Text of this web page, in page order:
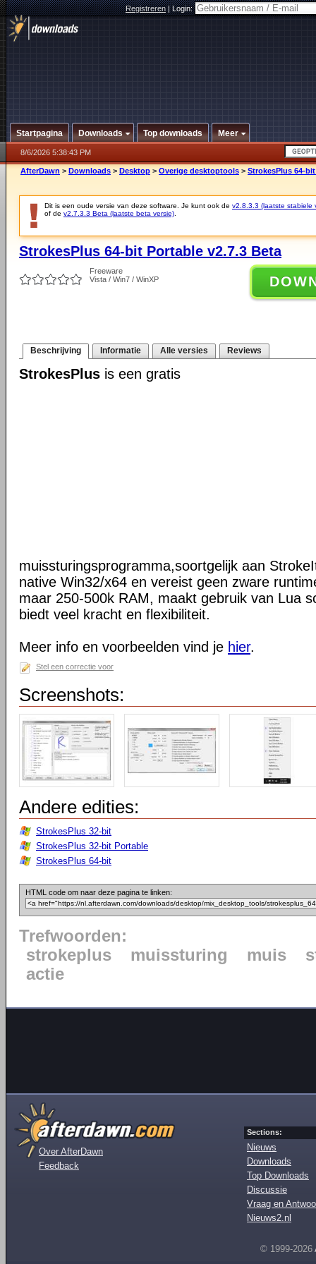
Registreren|Login:
Startpagina Downloads Top downloads Meer
8/6/2026 5:38:43 PM
AfterDawn > Downloads > Desktop > Overige desktoptools > StrokesPlus 64-
Dit is een oude versie van deze software. Je kunt ook de v2.8.3.3 (laatste stabiele
of de v2.7.3.3 Beta (laatste beta versie)
StrokesPlus 64-bit Portable v2.7.3 Beta
Freeware
Vista / Win7 / WinXP
Beschrijving Informatie Alle versies Reviews
StrokesPlus is een gratis
muissturingsprogramma,soortgelijk aan
native Win32/x64 en vereist geen zware
maar 250-500k RAM, maakt gebruik van Lua
biedt veel kracht en flexibiliteit.
Meer info en voorbeelden vind je hier.
Stel een correctie voor
Screenshots:
Andere edities:
StrokesPlus 32-bit
StrokesPlus 32-bit Portable
StrokesPlus 64-bit
HTML code om naar deze pagina te linken:
Trefwoorden:
strokeplus
muissturing muis
actie
Over AfterDawn
Feedback
Sections:
Nieuws
Downloads
Top Downloads
Discussie
Vraag en
Nieuws2.nl
© 1999-2026